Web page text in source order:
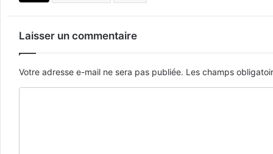
Laisser un commentaire
Votre adresse e-mail ne sera pas publiée. Les champs